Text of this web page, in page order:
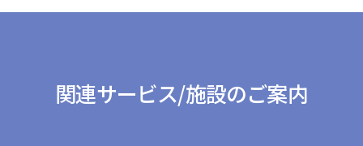
関連サービス/施設のご案内